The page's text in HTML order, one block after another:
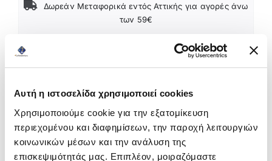
Αυτή η ιστοσελίδα χρησιμοποιεί cookies
Χρησιμοποιούμε cookie για την εξατομίκευση
περιεχομένου και διαφημίσεων, την παροχή λειτουργιών
κοινωνικών μέσων και την ανάλυση της
επισκεψιμότητάς μας. Επιπλέον, μοιραζόμαστε
Δωρεάν Μεταφορικά εντός Αττικής για αγορές άνω
των 59€